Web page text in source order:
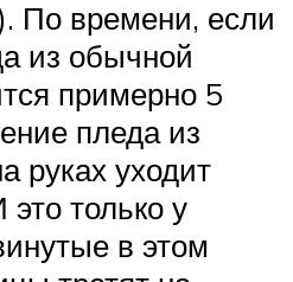
По времени, если
из обычной
примерно 5
пледа из
руках уходит
это только у
в этом